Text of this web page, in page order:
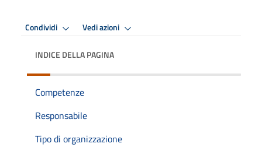
Condividi Vedi azioni
INDICE DELLA PAGINA
Competenze
Responsabile
Tipo di organizzazione